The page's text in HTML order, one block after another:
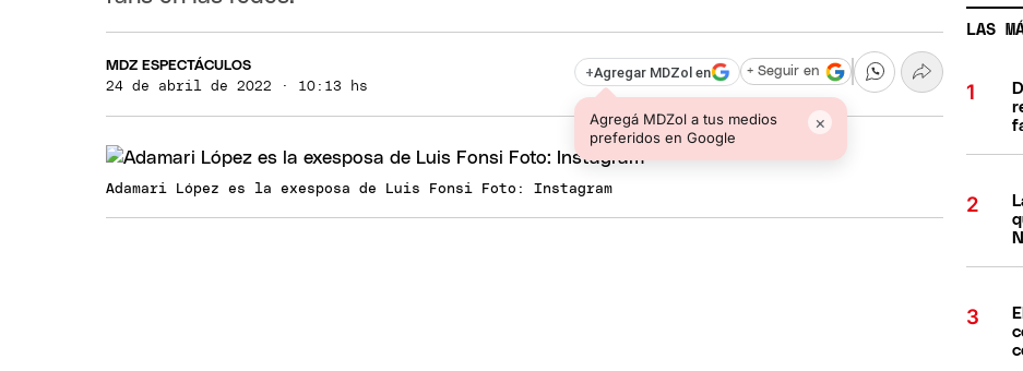
MDZ ESPECTÁCULOS
24 de abril de 2022 · 10:13 hs
+Agregar MDZol en
Agregá MDZol a tus medios
preferidos en Google
×
+ Seguir en
Adamari López es la exesposa de Luis Fonsi Foto: Instagram
LAS